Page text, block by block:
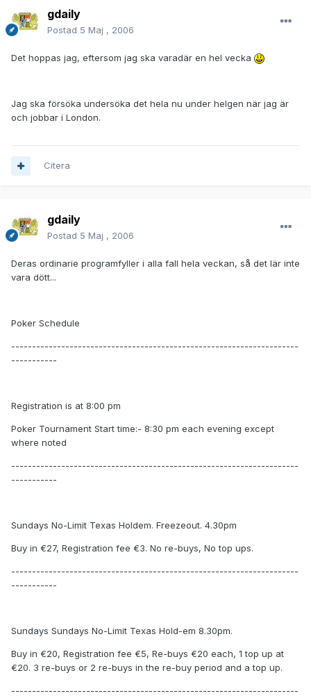
gdaily
Postad 5 Maj , 2006
Det hoppas jag, eftersom jag ska varadär en hel vecka
Jag ska försöka undersöka det hela nu under helgen när jag är
och jobbar i London.
Citera
gdaily
Postad 5 Maj , 2006
Deras ordinarie programfyller i alla fall hela veckan, så det lär inte
vara dött...
Poker Schedule
---------------------------------------------------------------------
-----------
Registration is at 8:00 pm
Poker Tournament Start time:- 8:30 pm each evening except
where noted
---------------------------------------------------------------------
-----------
Sundays No-Limit Texas Holdem. Freezeout. 4.30pm
Buy in €27, Registration fee €3. No re-buys, No top ups.
---------------------------------------------------------------------
-----------
Sundays Sundays No-Limit Texas Hold-em 8.30pm.
Buy in €20, Registration fee €5, Re-buys €20 each, 1 top up at
€20. 3 re-buys or 2 re-buys in the re-buy period and a top up.
---------------------------------------------------------------------